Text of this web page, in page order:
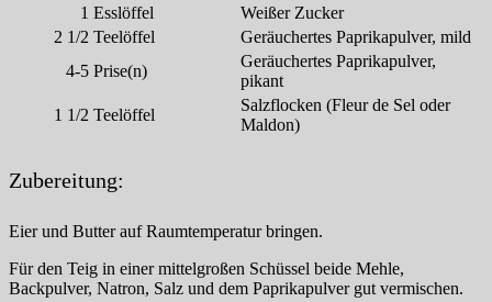
1 Esslöffel
Weißer Zucker
2 1/2 Teelöffel
Geräuchertes Paprikapulver, mild
4-5 Prise(n)
Geräuchertes Paprikapulver,
pikant
1 1/2 Teelöffel
Salzflocken (Fleur de Sel oder
Maldon)
Zubereitung:
Eier und Butter auf Raumtemperatur bringen.
Für den Teig in einer mittelgroßen Schüssel beide Mehle,
Backpulver, Natron, Salz und dem Paprikapulver gut vermischen.